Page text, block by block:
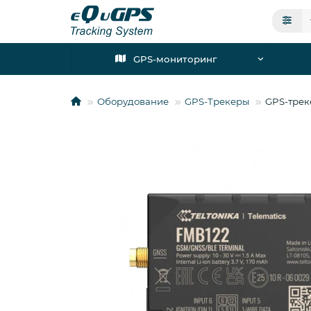
GPS-мониторинг
Оборудование GPS-Трекеры GPS-